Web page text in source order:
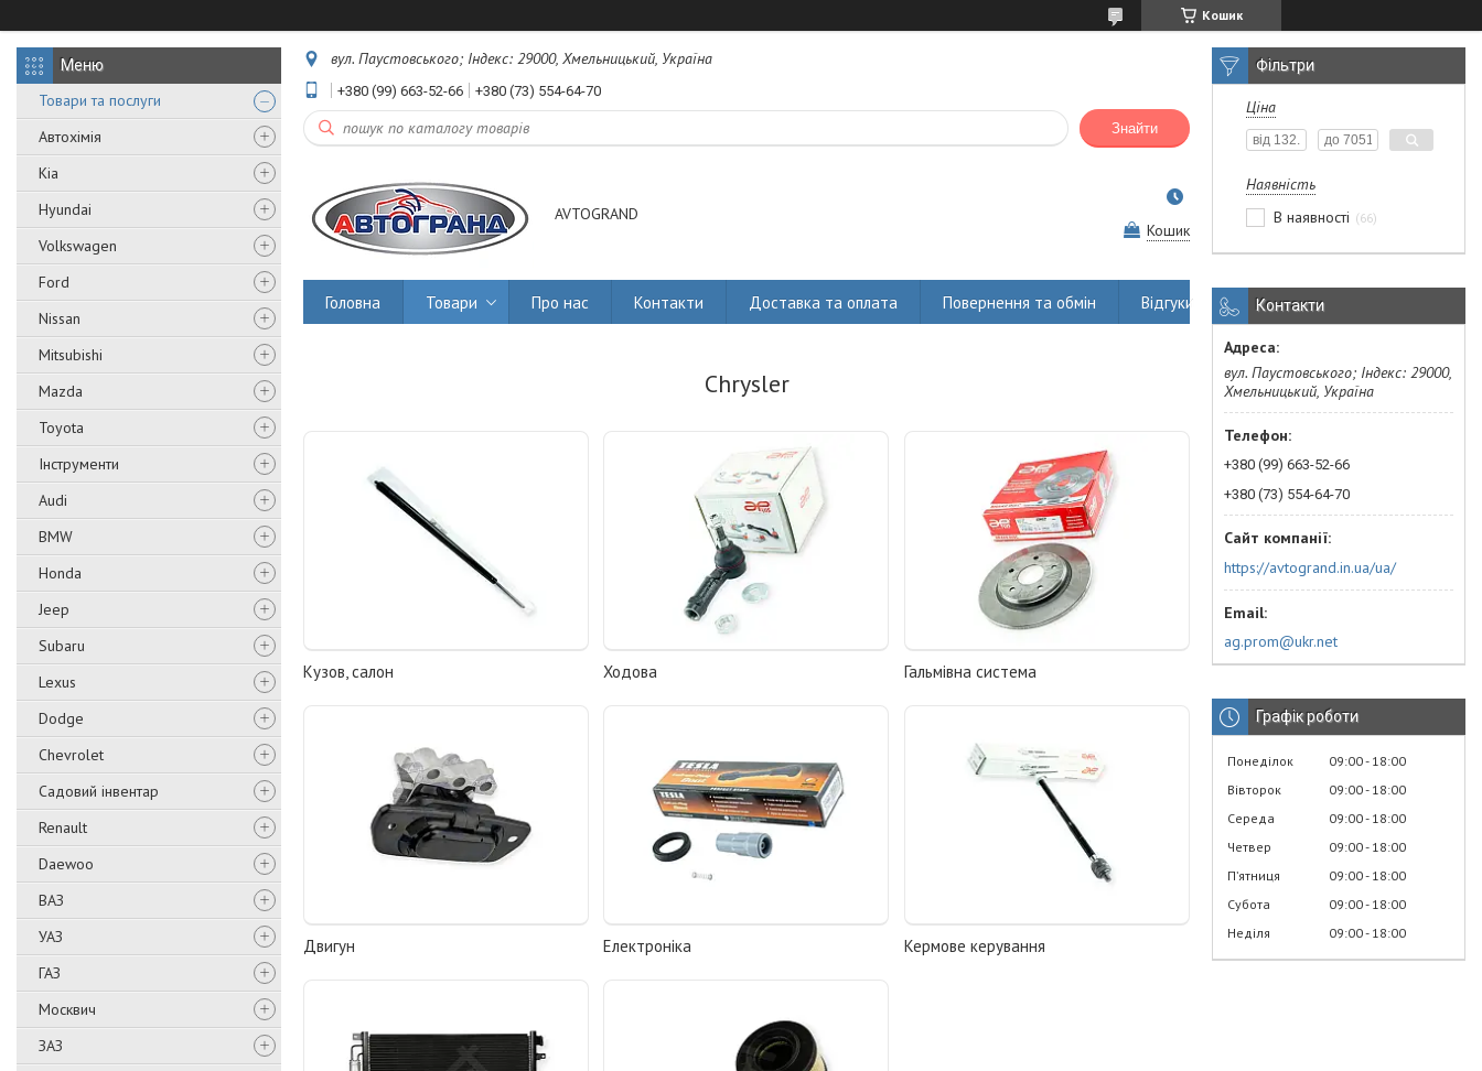
Кошик
Товари та послуги
Автохімія
Kia
Hyundai
Volkswagen
Ford
Nissan
Mitsubishi
Mazda
Toyota
Інструменти
Audi
BMW
Honda
Jeep
Subaru
Lexus
Dodge
Chevrolet
Садовий інвентар
Renault
Daewoo
ВАЗ
УАЗ
ГАЗ
Москвич
ЗАЗ
вул. Паустовського; Індекс: 29000, Хмельницький, Україна
+380 (99) 663-52-66 +380 (73) 554-64-70
Знайти
AVTOGRAND
Кошик
Головна Товари Про нас Контакти Доставка та оплата Повернення та обмін Відгуки
Chrysler
Кузов, салон Ходова Гальмівна система
Двигун Електроніка Кермове керування
Фільтри
Ціна
Наявність
В наявності
66
Контакти
вул. Паустовського; Індекс: 29000,
Хмельницький, Україна
+380 (99) 663-52-66
+380 (73) 554-64-70
https://avtogrand.in.ua/ua/
ag.prom@ukr.net
Графік роботи
Понеділок 09:00 18:00
Вівторок
09:00 18:00
Середа
09:00 18:00
Четвер
09:00 18:00
Пʼятниця
09:00 18:00
Субота
09:00 18:00
Неділя
09:00 18:00